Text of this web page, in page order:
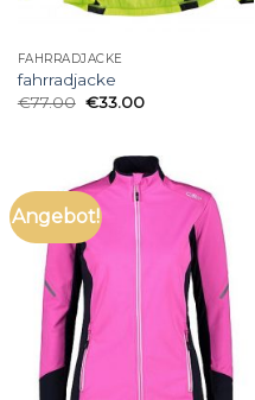
FAHRRADJACKE
fahrradjacke
€77.00 €33.00
Angebot!